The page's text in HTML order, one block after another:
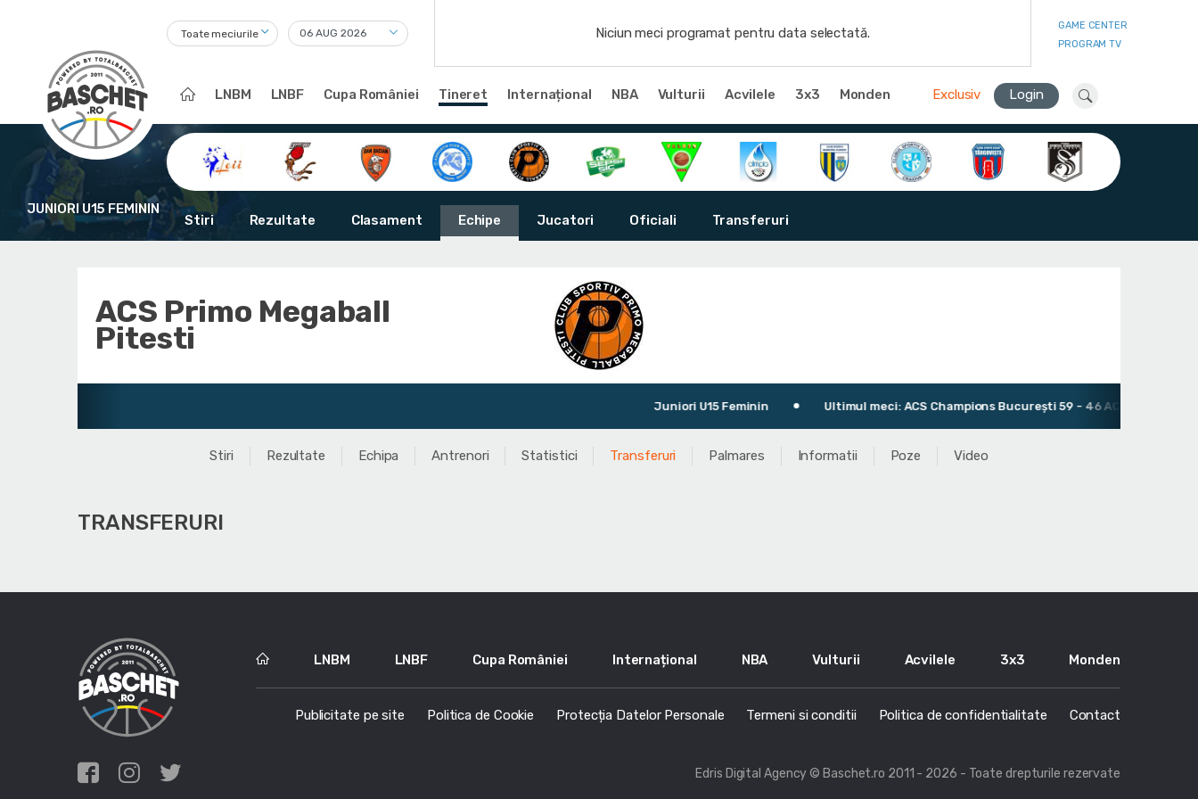
Toate meciurile Niciun meci programat pentru data selectată.
GAME CENTER
PROGRAM TV
LNBM LNBF Cupa României Tineret Internațional NBA Vulturii Acvilele 3x3 Monden Exclusiv Login
JUNIORI U15 FEMININ
Stiri Rezultate Clasament Echipe Jucatori Oficiali Transferuri
ACS Primo Megaball
Pitesti
Juniori U15 Feminin Ultimul meci: ACS Champions București 59 - 46 ACS Primo
Stiri Rezultate Echipa Antrenori Statistici Transferuri Palmares Informatii Poze Video
TRANSFERURI
LNBM LNBF Cupa României Internațional NBA Vulturii Acvilele 3x3 Monden
Publicitate pe site Politica de Cookie Protecția Datelor Personale Termeni si conditii Politica de confidentialitate Contact
Edris Digital Agency© Baschet.ro 2011 - 2026 - Toate drepturile rezervate